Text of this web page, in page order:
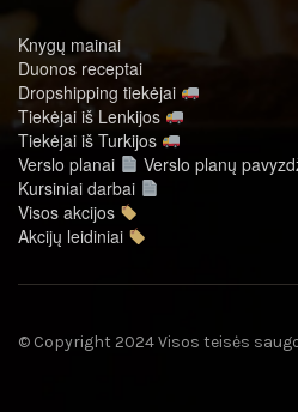
Knygų mainai
Duonos receptai
Dropshipping tiekėjai
Tiekėjai iš Lenkijos
Tiekėjai iš Turkijos
Verslo planai
Verslo planų
Kursiniai darbai
Visos akcijos
Akcijų leidiniai
© Copyright 2024 Visos teisės